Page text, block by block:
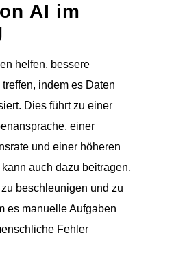
AI im
helfen, bessere
indem es Daten
Dies führt zu einer
einer
und einer höheren
auch dazu beitragen,
beschleunigen und zu
es manuelle Aufgaben
Fehler